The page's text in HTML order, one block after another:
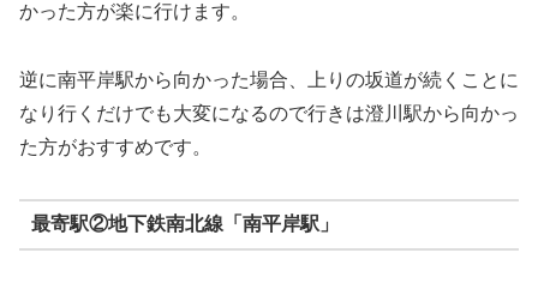
かった方が楽に行けます。
逆に南平岸駅から向かった場合、上りの坂道が続くことに
なり行くだけでも大変になるので行きは澄川駅から向かっ
た方がおすすめです。
最寄駅②地下鉄南北線「南平岸駅」